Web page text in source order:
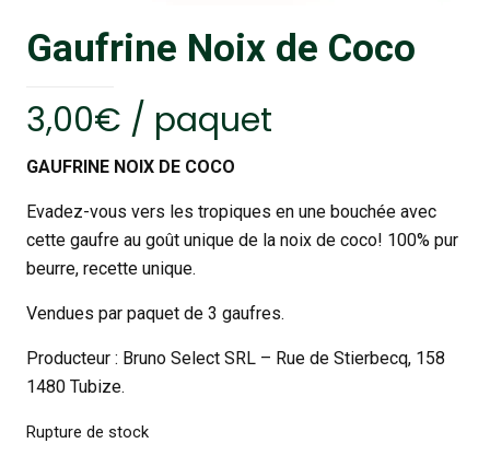
Gaufrine Noix de Coco
3,00€ / paquet
GAUFRINE NOIX DE COCO
Evadez-vous vers les tropiques en une bouchée avec
cette gaufre au goût unique de la noix de coco! 100% pur
beurre, recette unique.
Vendues par paquet de 3 gaufres.
Producteur : Bruno Select SRL – Rue de Stierbecq, 158
1480 Tubize.
Rupture de stock